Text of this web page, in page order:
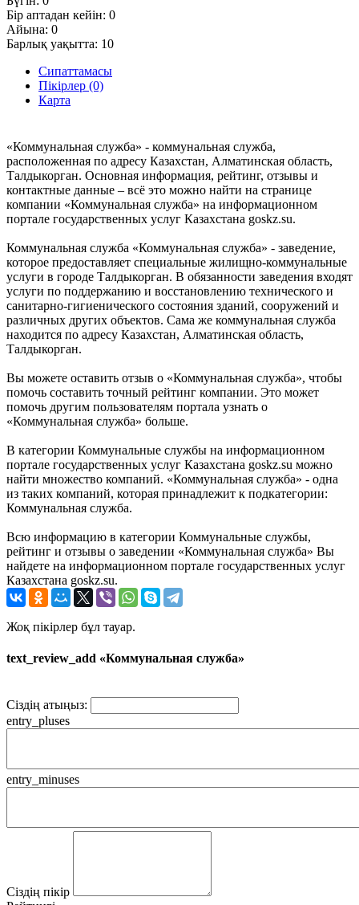
Бір аптадан кейін: 0
Айына: 0
Барлық уақытта: 10
Сипаттамасы
Пікірлер (0)
Карта
«Коммунальная служба» - коммунальная служба,
расположенная по адресу Казахстан, Алматинская область,
Талдыкорган. Основная информация, рейтинг, отзывы и
контактные данные – всё это можно найти на странице
компании «Коммунальная служба» на информационном
портале государственных услуг Казахстана goskz.su.
Коммунальная служба «Коммунальная служба» - заведение,
которое предоставляет специальные жилищно-коммунальные
услуги в городе Талдыкорган. В обязанности заведения входят
услуги по поддержанию и восстановлению технического и
санитарно-гигиенического состояния зданий, сооружений и
различных других объектов. Сама же коммунальная служба
находится по адресу Казахстан, Алматинская область,
Талдыкорган.
Вы можете оставить отзыв о «Коммунальная служба», чтобы
помочь составить точный рейтинг компании. Это может
помочь другим пользователям портала узнать о
«Коммунальная служба» больше.
В категории Коммунальные службы на информационном
портале государственных услуг Казахстана goskz.su можно
найти множество компаний. «Коммунальная служба» - одна
из таких компаний, которая принадлежит к подкатегории:
Коммунальная служба.
Всю информацию в категории Коммунальные службы,
рейтинг и отзывы о заведении «Коммунальная служба» Вы
найдете на информационном портале государственных услуг
Казахстана goskz.su.
Жоқ пікірлер бұл тауар.
text_review_add «Коммунальная служба»
Сіздің атыңыз:
entry_pluses
entry_minuses
Сіздің пікір